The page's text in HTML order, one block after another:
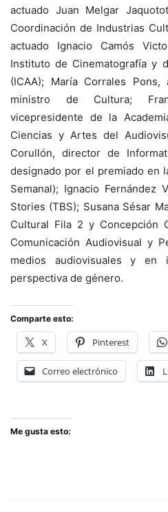
actuado Juan Melgar
Coordinación de Industrias
actuado Ignacio Camós
Instituto de Cinematografía y
(ICAA); María Corrales
ministro de Cultura;
vicepresidente de la
Ciencias y Artes del
Corullón, director de
designado por el premiado en
Semanal); Ignacio Fernández
Stories (TBS); Susana Sésar
Cultural Fila 2 y Concepción
Comunicación Audiovisual y
medios audiovisuales y en
perspectiva de género.
Comparte esto:
X Pinterest
Correo electrónico
Me gusta esto: